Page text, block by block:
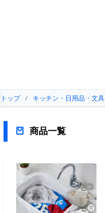
トップ / キッチン・日用品・文具
商品一覧